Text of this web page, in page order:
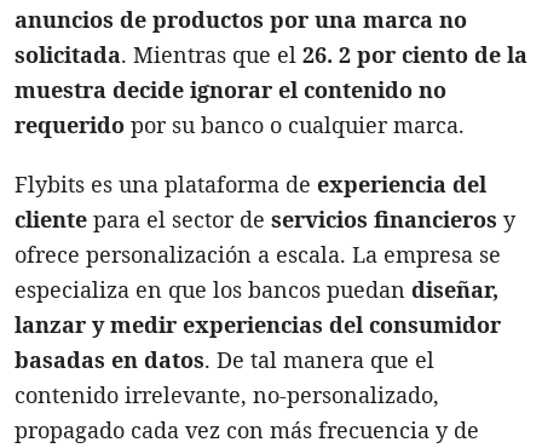
anuncios de productos por una marca no
solicitada. Mientras que el 26. 2 por ciento de la
muestra decide ignorar el contenido no
requerido por su banco o cualquier marca.
Flybits es una plataforma de experiencia del
cliente para el sector de servicios financieros y
ofrece personalización a escala. La empresa se
especializa en que los bancos puedan diseñar,
lanzar y medir experiencias del consumidor
basadas en datos. De tal manera que el
contenido irrelevante, no-personalizado,
propagado cada vez con más frecuencia y de